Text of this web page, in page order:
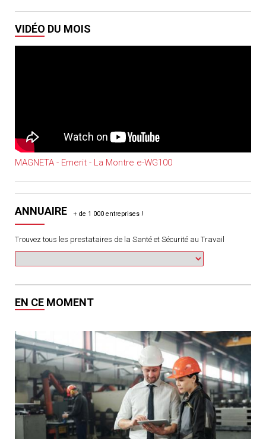
VIDÉO DU MOIS
MAGNETA - Emerit - La Montre e-WG100
ANNUAIRE
Trouvez tous les prestataires de la Santé et Sécurité au Travail
EN CE MOMENT